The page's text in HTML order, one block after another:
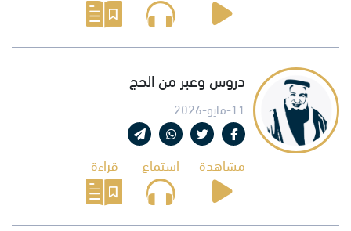
دروس وعبر من الحج
11-مايو-2026
مشاهدة استماع قراءة